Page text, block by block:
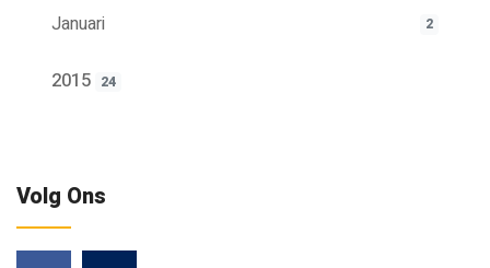
Januari 2
2015 24
Volg Ons